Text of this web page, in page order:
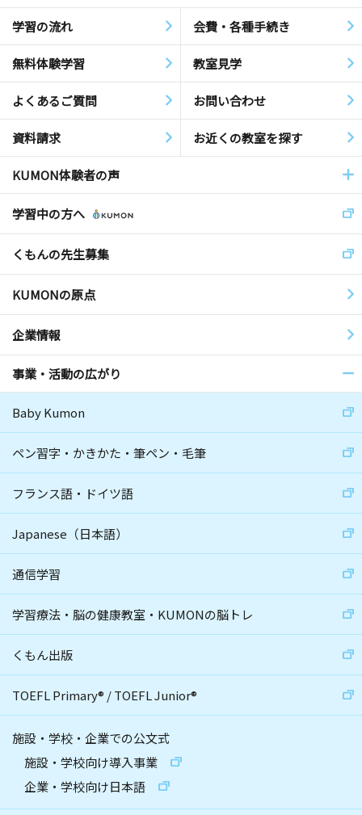
学習の流れ 会費・各種手続き
無料体験学習 教室見学
よくあるご質問 お問い合わせ
資料請求 お近くの教室を探す
KUMON体験者の声
学習中の方へ
くもんの先生募集
KUMONの原点
企業情報
事業・活動の広がり
Baby Kumon
ペン習字・かきかた・筆ペン・毛筆
フランス語・ドイツ語
Japanese（日本語）
通信学習
学習療法・脳の健康教室・KUMONの脳トレ
くもん出版
TOEFL Primary® /TOEFL Junior®
施設・学校・企業での公文式
施設・学校向け導入事業
企業・学校向け日本語